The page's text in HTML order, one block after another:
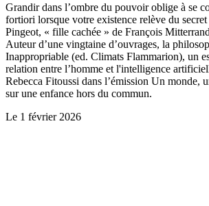
Grandir dans l’ombre du pouvoir oblige à se
fortiori lorsque votre existence relève du
Pingeot, « fille cachée » de François
Auteur d’une vingtaine d’ouvrages, la
Inappropriable (ed. Climats Flammarion), un
relation entre l’homme et l'intelligence
Rebecca Fitoussi dans l’émission Un monde,
sur une enfance hors du commun.
Le 1 février 2026